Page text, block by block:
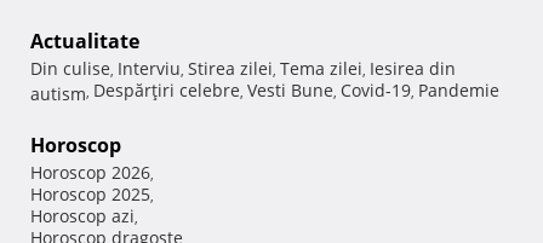
Actualitate
Din culise, Interviu, Stirea zilei, Tema zilei, Iesirea din
autism, Despărţiri celebre, Vesti Bune, Covid-19, Pandemie
Horoscop
Horoscop 2026,
Horoscop 2025,
Horoscop azi,
Horoscop dragoste,